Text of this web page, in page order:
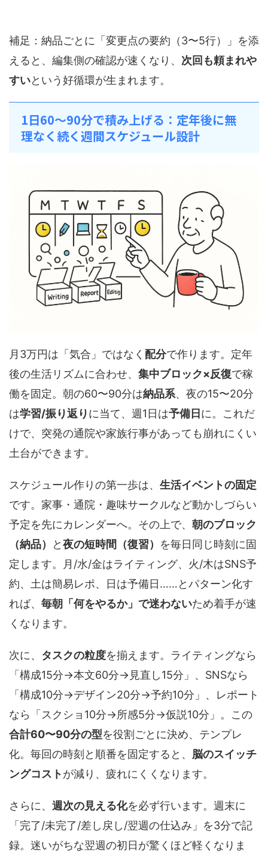
補足：納品ごとに「変更点の要約（3〜5行）」を添
えると、編集側の確認が速くなり、 次回も頼まれや
すいという好循環が生まれます。
1日60〜90分で積み上げる：定年後に無
理なく続く週間スケジュール設計
月3万円は「気合」ではなく 配分で作ります。定年
後の生活リズムに合わせ、 集中ブロック×反復で稼
働を固定。朝の60〜90分は納品系、夜の15〜20分
は学習/振り返りに当て、週1日は予備日 に。これだ
けで、突発の通院や家族行事があっても崩れにくい
土台ができます。
スケジュール作りの第一歩は、 生活イベントの固定
です。家事・通院・趣味サークルなど動かしづらい
予定を先にカレンダーへ。その上で、 朝のブロック
（納品）
と夜の短時間（復習） を毎日同じ時刻に固
定します。月/水/金はライティング、火/木はSNS予
約、土は簡易レポ、日は予備日……とパターン化す
れば、 毎朝「何をやるか」で迷わないため着手が速
くなります。
次に、 タスクの粒度を揃えます。ライティングなら
「構成15分→本文60分→見直し15分」、SNSなら
「構成10分→デザイン20分→予約10分」、レポート
なら「スクショ10分→所感5分→仮説10分」。この
合計60〜90分の型を役割ごとに決め、テンプレ
化。毎回の時刻と順番を固定すると、 脳のスイッチ
ングコストが減り、疲れにくくなります。
さらに、 週次の見える化を必ず行います。週末に
「完了/未完了/差し戻し/翌週の仕込み」を3分で記
録。迷いがちな翌週の初日が驚くほど軽くなりま